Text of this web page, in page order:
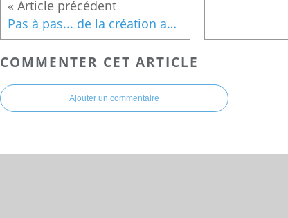
Pas à pas... de la création au démarrage
COMMENTER CET ARTICLE
Ajouter un commentaire